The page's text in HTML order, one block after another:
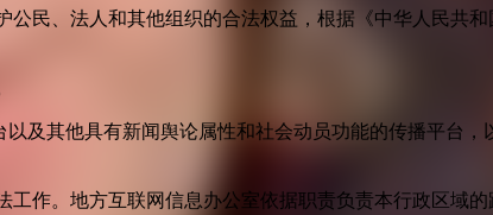
民、法人和其他组织的合法权益，根据《中华人民共
及其他具有新闻舆论属性和社会动员功能的传播平台
作。地方互联网信息办公室依据职责负责本行政区域